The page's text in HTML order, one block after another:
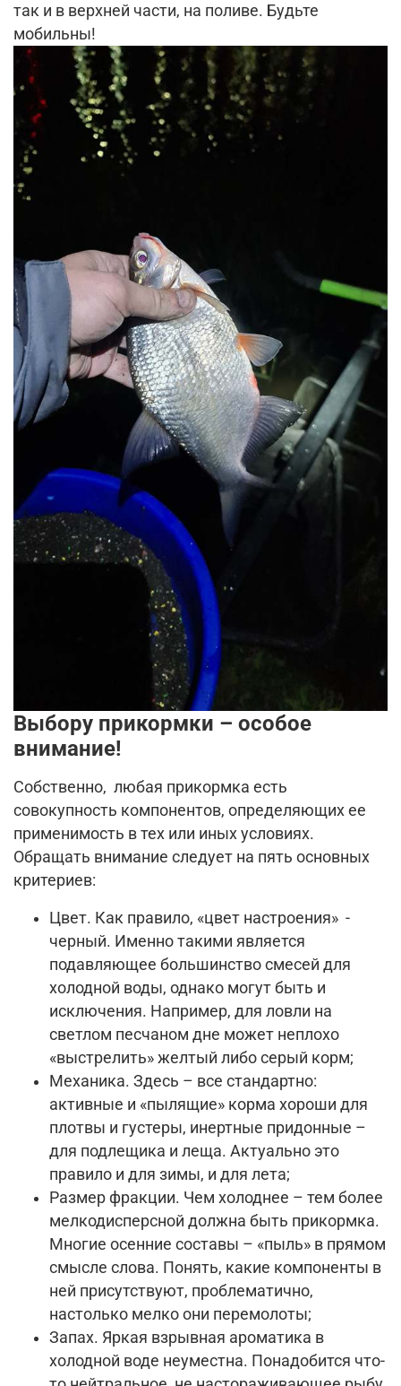
так и в верхней части, на поливе. Будьте
мобильны!
Выбору прикормки – особое
внимание!
Собственно, любая прикормка есть
совокупность компонентов, определяющих ее
применимость в тех или иных условиях.
Обращать внимание следует на пять основных
критериев:
Цвет. Как правило, «цвет настроения» -
черный. Именно такими является
подавляющее большинство смесей для
холодной воды, однако могут быть и
исключения. Например, для ловли на
светлом песчаном дне может неплохо
«выстрелить» желтый либо серый корм;
Механика. Здесь – все стандартно:
активные и «пылящие» корма хороши для
плотвы и густеры, инертные придонные –
для подлещика и леща. Актуально это
правило и для зимы, и для лета;
Размер фракции. Чем холоднее – тем более
мелкодисперсной должна быть прикормка.
Многие осенние составы – «пыль» в прямом
смысле слова. Понять, какие компоненты в
ней присутствуют, проблематично,
настолько мелко они перемолоты;
Запах. Яркая взрывная ароматика в
холодной воде неуместна. Понадобится что-